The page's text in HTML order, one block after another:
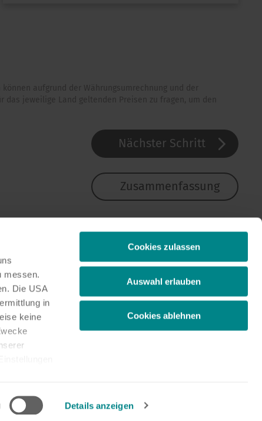
messen.
Die USA
in
keine
auf
der
Details anzeigen
Cookies zulassen
Auswahl erlauben
Cookies ablehnen
Nächster Schritt
Zusammenfassung